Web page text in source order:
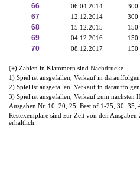
66 06.04.2014 300
67 12.12.2014 300
68 15.12.2015 150
69 04.12.2016 150
70 08.12.2017 150
(+) Zahlen in Klammern sind Nachdrucke
1) Spiel ist ausgefallen, Verkauf in
2) Spiel ist ausgefallen, Verkauf in
3) Spiel ist ausgefallen, Verkauf zum nächsten
Ausgaben Nr. 10, 20, 25, Best of 1-25, 30,
Restexemplare sind zur Zeit von den
erhältlich.